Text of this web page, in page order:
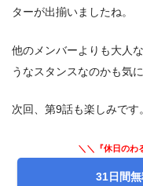
ターが出揃いましたね。
他のメンバーよりも大人
うなスタンスなのかも気に
次回、第9話も楽しみです。
＼＼『休日のわ
31日間